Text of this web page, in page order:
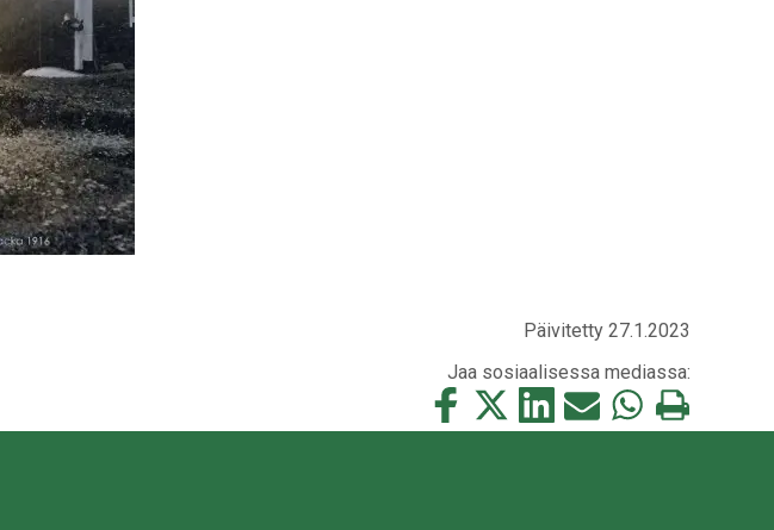
Päivitetty 27.1.2023
Jaa sosiaalisessa mediassa:
Jaa
tämä
Jaa
tämä
Jaa
tämä
Jaa
tämä
Jaa
tämä
Tulosta
tämä